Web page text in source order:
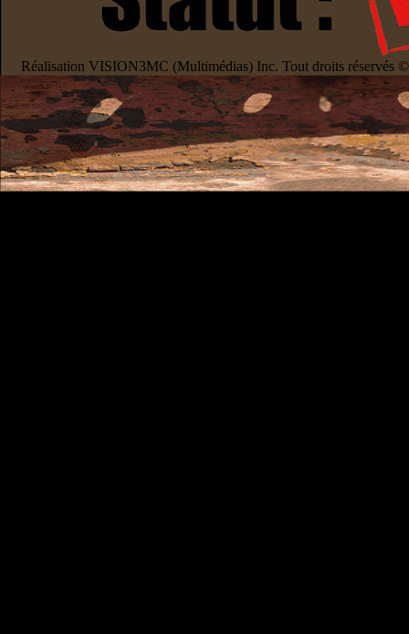
Réalisation VISION3MC (Multimédias) Inc. Tout droits réservés